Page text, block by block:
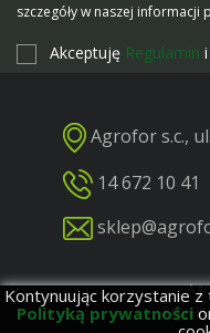
Kontynuując korzystanie
Polityką prywatności
szczegóły w naszej informacji
Akceptuję Regulamin i
Agrofor s.c.,
14 672 10 41
Projekt